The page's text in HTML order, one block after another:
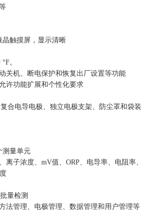
晶触摸屏，显示清晰
。
关机、断电保护和恢复出厂设置等功能
许功能扩展和个性化要求
合电导电极、独立电极支架、防尘罩和袋装
测量单元
离子浓度、mV值、ORP、电导率、电阻率、
量检测
法管理、电极管理、数据管理和用户管理等